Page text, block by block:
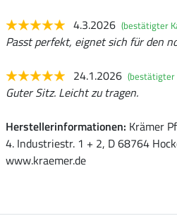
4.3.2026 (bestätigter
Passt perfekt, eignet sich für den
24.1.2026 (bestätigter
Guter Sitz. Leicht zu tragen.
Herstellerinformationen: Krämer
4. Industriestr. 1 + 2, D 68764
www.kraemer.de